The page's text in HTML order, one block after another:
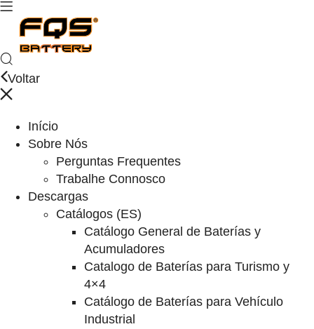
Voltar
Início
Sobre Nós
Perguntas Frequentes
Trabalhe Connosco
Descargas
Catálogos (ES)
Catálogo General de Baterías y
Acumuladores
Catalogo de Baterías para Turismo y
4×4
Catálogo de Baterías para Vehículo
Industrial